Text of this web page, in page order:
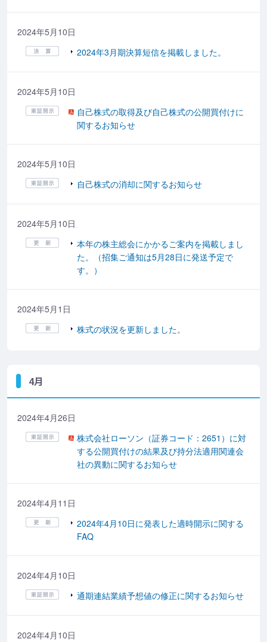
2024年5月10日
2024年3月期決算短信を掲載しました。
2024年5月10日
自己株式の取得及び自己株式の公開買付けに
関するお知らせ
2024年5月10日
自己株式の消却に関するお知らせ
2024年5月10日
本年の株主総会にかかるご案内を掲載しまし
た。（招集ご通知は5月28日に発送予定で
す。）
2024年5月1日
株式の状況を更新しました。
4月
2024年4月26日
株式会社ローソン（証券コード：2651）に対
する公開買付けの結果及び持分法適用関連会
社の異動に関するお知らせ
2024年4月11日
2024年4月10日に発表した適時開示に関する
FAQ
2024年4月10日
通期連結業績予想値の修正に関するお知らせ
2024年4月10日